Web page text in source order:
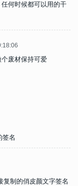
何时候都可以用的干
废材保持可爱
签名
复制的俏皮颜文字签名